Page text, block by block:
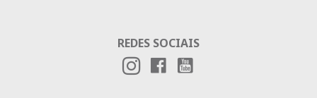
REDES SOCIAIS